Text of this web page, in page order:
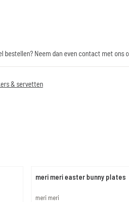
Neem dan even contact met ons
& servetten
meri meri easter bunny plates
Merk:
meri meri